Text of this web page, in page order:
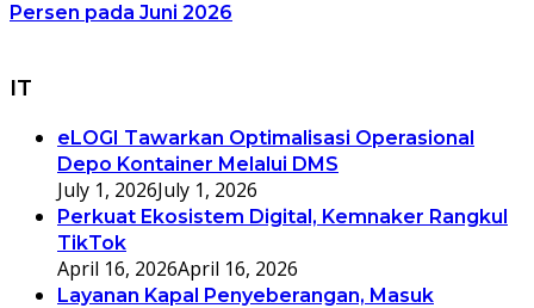
Persen pada Juni 2026
IT
eLOGI Tawarkan Optimalisasi Operasional
Depo Kontainer Melalui DMS
July 1, 2026July 1, 2026
Perkuat Ekosistem Digital, Kemnaker Rangkul
TikTok
April 16, 2026April 16, 2026
Layanan Kapal Penyeberangan, Masuk